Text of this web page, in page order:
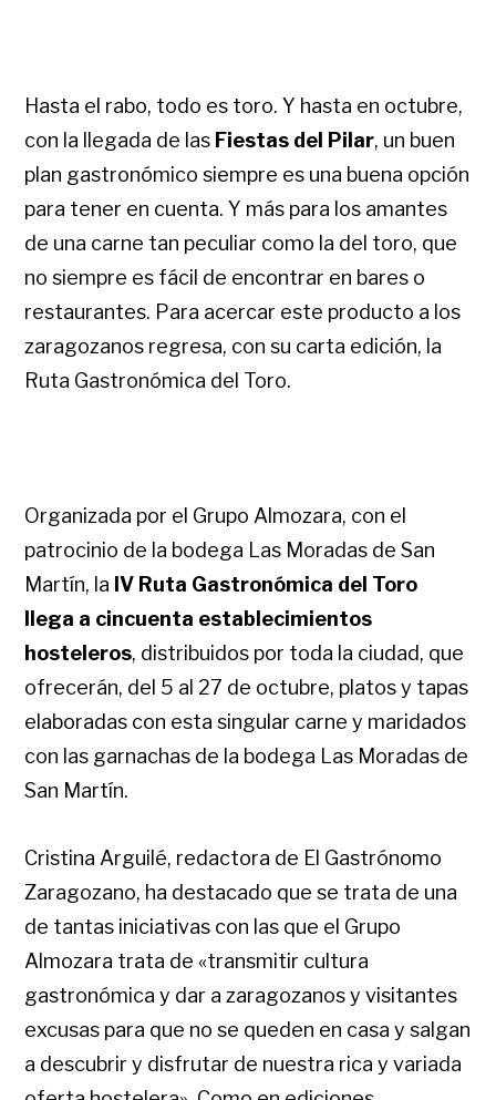
Hasta el rabo, todo es toro. Y hasta en octubre,
con la llegada de las Fiestas del Pilar, un buen
plan gastronómico siempre es una buena opción
para tener en cuenta. Y más para los amantes
de una carne tan peculiar como la del toro, que
no siempre es fácil de encontrar en bares o
restaurantes. Para acercar este producto a los
zaragozanos regresa, con su carta edición, la
Ruta Gastronómica del Toro.
Organizada por el Grupo Almozara, con el
patrocinio de la bodega Las Moradas de San
Martín, la IV Ruta Gastronómica del Toro
llega a cincuenta establecimientos
hosteleros, distribuidos por toda la ciudad, que
ofrecerán, del 5 al 27 de octubre, platos y tapas
elaboradas con esta singular carne y maridados
con las garnachas de la bodega Las Moradas de
San Martín.
Cristina Arguilé, redactora de El Gastrónomo
Zaragozano, ha destacado que se trata de una
de tantas iniciativas con las que el Grupo
Almozara trata de «transmitir cultura
gastronómica y dar a zaragozanos y visitantes
excusas para que no se queden en casa y salgan
a descubrir y disfrutar de nuestra rica y variada